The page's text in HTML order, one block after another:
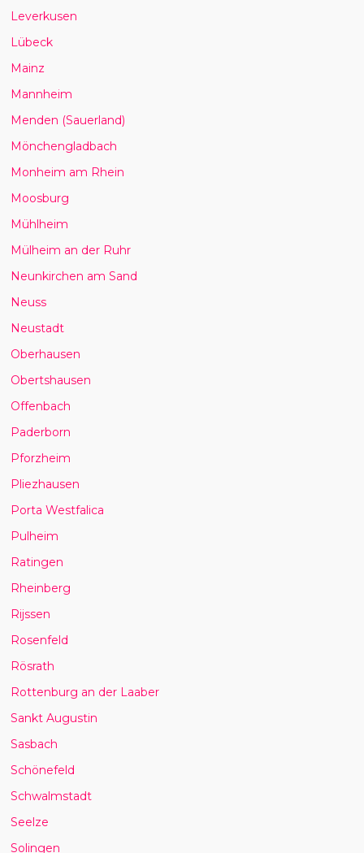
Leverkusen
Lübeck
Mainz
Mannheim
Menden (Sauerland)
Mönchengladbach
Monheim am Rhein
Moosburg
Mühlheim
Mülheim an der Ruhr
Neunkirchen am Sand
Neuss
Neustadt
Oberhausen
Obertshausen
Offenbach
Paderborn
Pforzheim
Pliezhausen
Porta Westfalica
Pulheim
Ratingen
Rheinberg
Rijssen
Rosenfeld
Rösrath
Rottenburg an der Laaber
Sankt Augustin
Sasbach
Schönefeld
Schwalmstadt
Seelze
Solingen